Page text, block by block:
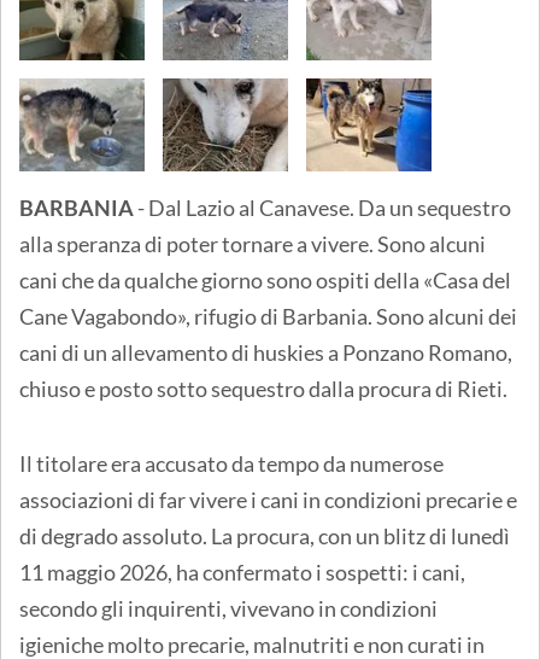
BARBANIA- Dal Lazio al Canavese. Da un sequestro
alla speranza di poter tornare a vivere. Sono alcuni
cani che da qualche giorno sono ospiti della «Casa del
Cane Vagabondo», rifugio di Barbania. Sono alcuni dei
cani di un allevamento di huskies a Ponzano Romano,
chiuso e posto sotto sequestro dalla procura di Rieti.
Il titolare era accusato da tempo da numerose
associazioni di far vivere i cani in condizioni precarie e
di degrado assoluto. La procura, con un blitz di lunedì
11 maggio 2026, ha confermato i sospetti: i cani,
secondo gli inquirenti, vivevano in condizioni
igieniche molto precarie, malnutriti e non curati in